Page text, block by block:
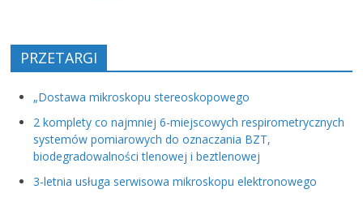
PRZETARGI
„Dostawa mikroskopu stereoskopowego
2 komplety co najmniej 6-miejscowych respirometrycznych
systemów pomiarowych do oznaczania BZT,
biodegradowalności tlenowej i beztlenowej
3-letnia usługa serwisowa mikroskopu elektronowego